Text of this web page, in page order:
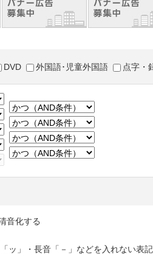
DVD 外国語･児童外国語 点字・
音化する
」・長音「－」などを入れない表記